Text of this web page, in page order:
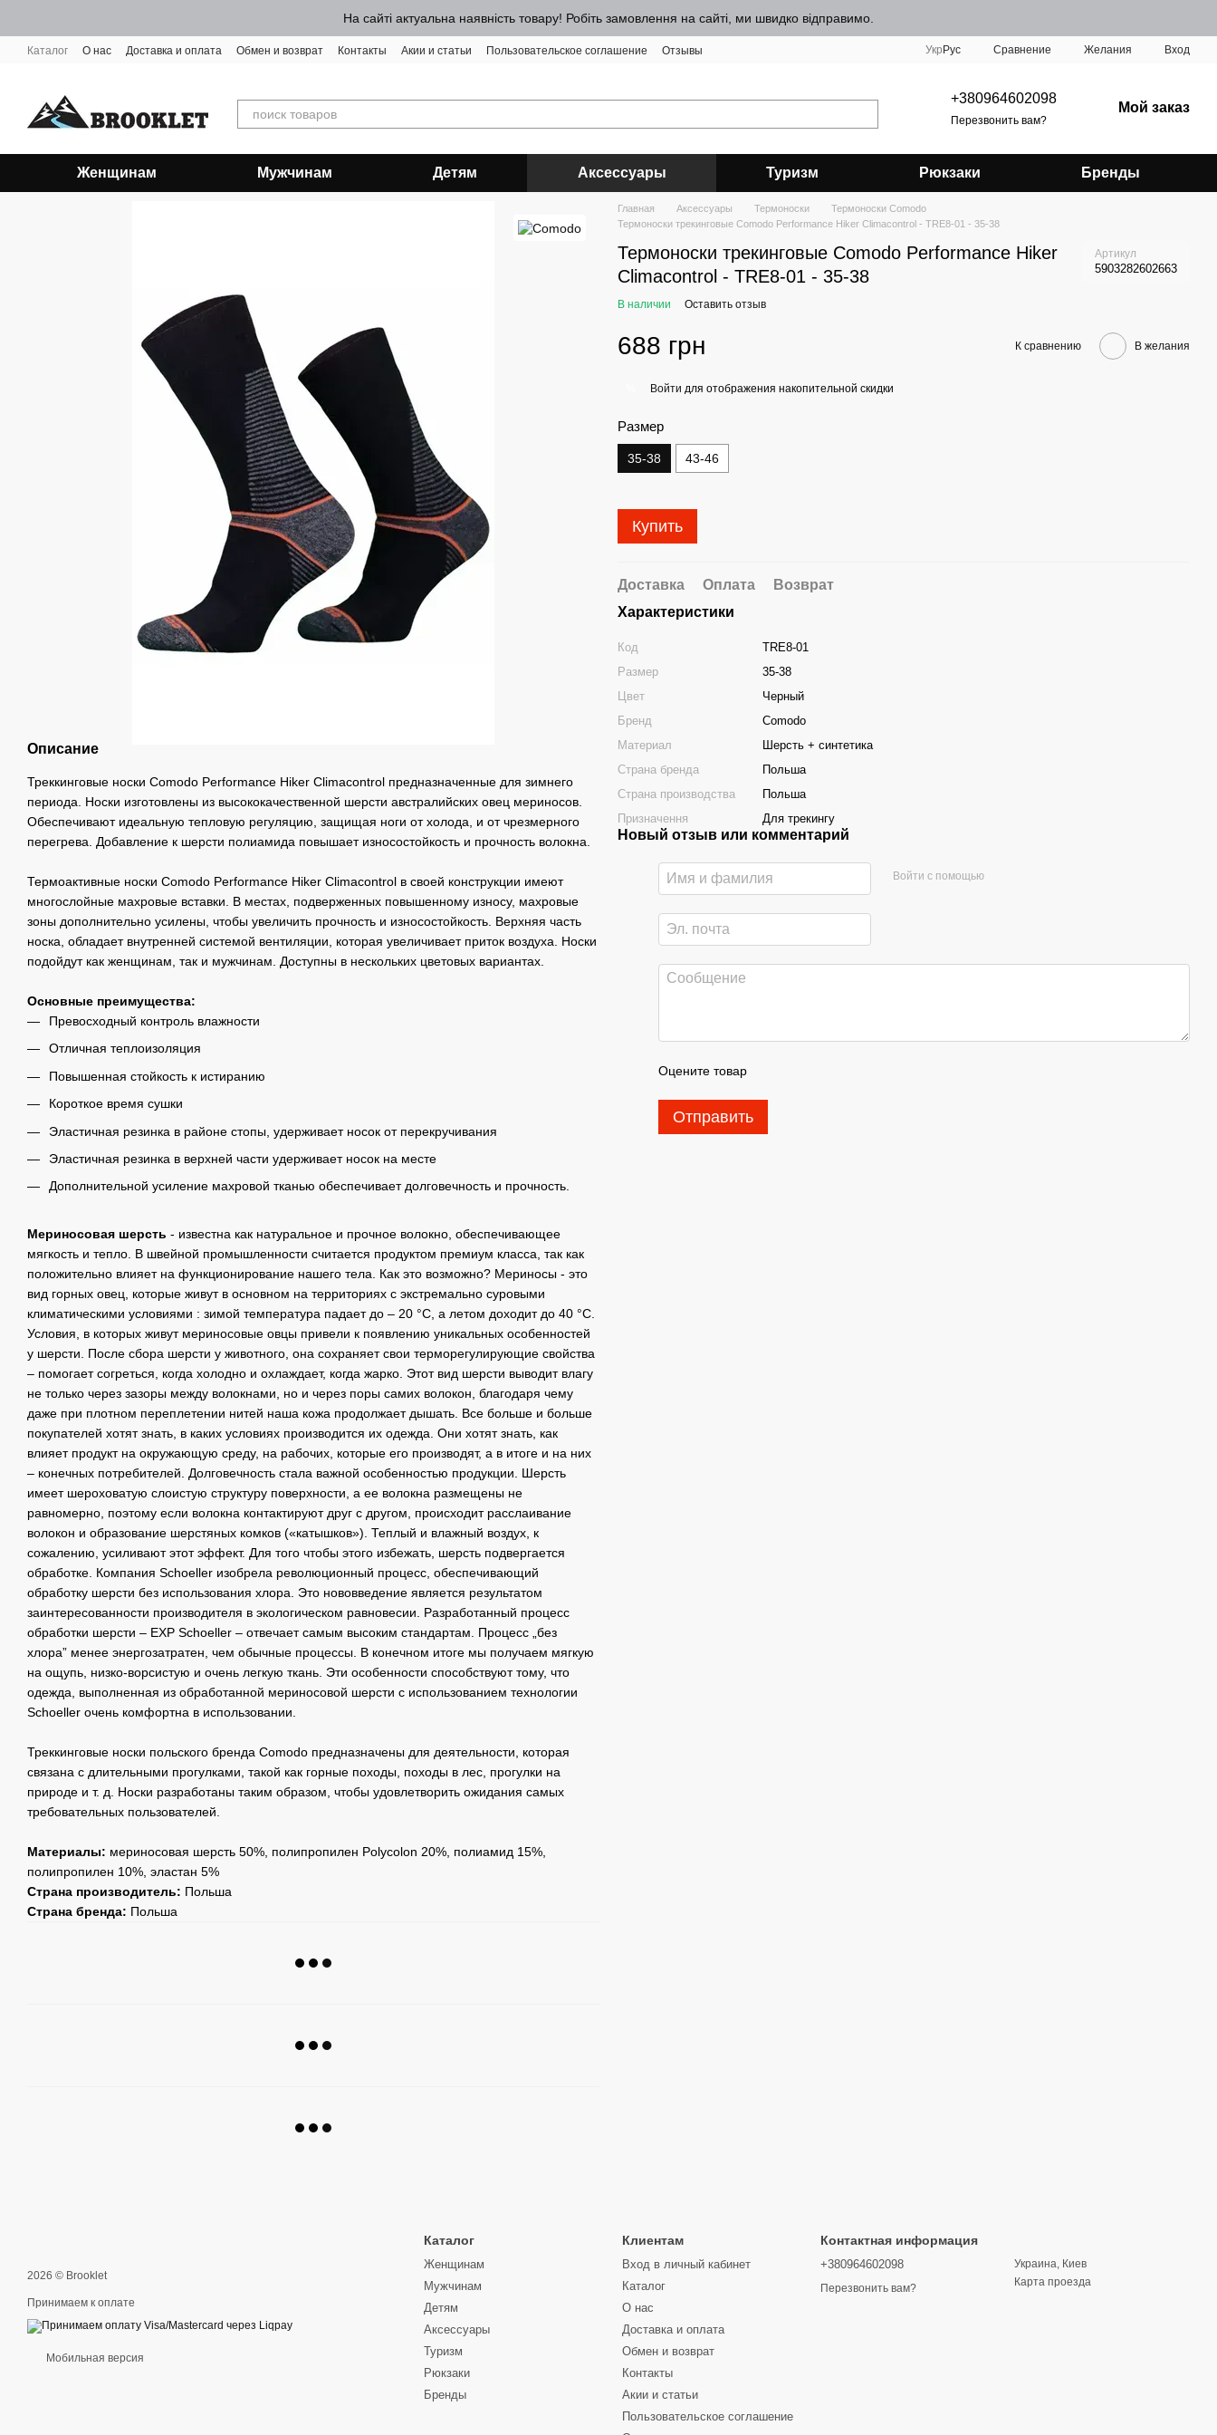
На сайті актуальна наявність товару! Робіть замовлення на сайті, ми швидко відправимо.
Каталог О нас Доставка и оплата Обмен и возврат Контакты Акии и статьи Пользовательское соглашение Отзывы Укр Рус Сравнение Желания Вход
+380964602098
Перезвонить вам?
Мой заказ
Женщинам Мужчинам Детям Аксессуары Туризм Рюкзаки Бренды
Описание
Треккинговые носки Comodo Performance Hiker Climacontrol предназначенные для зимнего
периода. Носки изготовлены из высококачественной шерсти австралийских овец мериносов.
Обеспечивают идеальную тепловую регуляцию, защищая ноги от холода, и от чрезмерного
перегрева. Добавление к шерсти полиамида повышает износостойкость и прочность волокна.
Термоактивные носки Comodo Performance Hiker Climacontrol в своей конструкции имеют
многослойные махровые вставки. В местах, подверженных повышенному износу, махровые
зоны дополнительно усилены, чтобы увеличить прочность и износостойкость. Верхняя часть
носка, обладает внутренней системой вентиляции, которая увеличивает приток воздуха. Носки
подойдут как женщинам, так и мужчинам. Доступны в нескольких цветовых вариантах.
Основные преимущества:
Превосходный контроль влажности
Отличная теплоизоляция
Повышенная стойкость к истиранию
Короткое время сушки
Эластичная резинка в районе стопы, удерживает носок от перекручивания
Эластичная резинка в верхней части удерживает носок на месте
Дополнительной усиление махровой тканью обеспечивает долговечность и прочность.
Мериносовая шерсть - известна как натуральное и прочное волокно, обеспечивающее
мягкость и тепло. В швейной промышленности считается продуктом премиум класса, так как
положительно влияет на функционирование нашего тела. Как это возможно? Мериносы - это
вид горных овец, которые живут в основном на территориях с экстремально суровыми
климатическими условиями : зимой температура падает до – 20 °C, а летом доходит до 40 °C.
Условия, в которых живут мериносовые овцы привели к появлению уникальных особенностей
у шерсти. После сбора шерсти у животного, она сохраняет свои терморегулирующие свойства
– помогает согреться, когда холодно и охлаждает, когда жарко. Этот вид шерсти выводит влагу
не только через зазоры между волокнами, но и через поры самих волокон, благодаря чему
даже при плотном переплетении нитей наша кожа продолжает дышать. Все больше и больше
покупателей хотят знать, в каких условиях производится их одежда. Они хотят знать, как
влияет продукт на окружающую среду, на рабочих, которые его производят, а в итоге и на них
– конечных потребителей. Долговечность стала важной особенностью продукции. Шерсть
имеет шероховатую слоистую структуру поверхности, а ее волокна размещены не
равномерно, поэтому если волокна контактируют друг с другом, происходит расслаивание
волокон и образование шерстяных комков («катышков»). Теплый и влажный воздух, к
сожалению, усиливают этот эффект. Для того чтобы этого избежать, шерсть подвергается
обработке. Компания Schoeller изобрела революционный процесс, обеспечивающий
обработку шерсти без использования хлора. Это нововведение является результатом
заинтересованности производителя в экологическом равновесии. Разработанный процесс
обработки шерсти – EXP Schoeller – отвечает самым высоким стандартам. Процесс „без
хлора” менее энергозатратен, чем обычные процессы. В конечном итоге мы получаем мягкую
на ощупь, низко-ворсистую и очень легкую ткань. Эти особенности способствуют тому, что
одежда, выполненная из обработанной мериносовой шерсти с использованием технологии
Schoeller очень комфортна в использовании.
Треккинговые носки польского бренда Comodo предназначены для деятельности, которая
связана с длительными прогулками, такой как горные походы, походы в лес, прогулки на
природе и т. д. Носки разработаны таким образом, чтобы удовлетворить ожидания самых
требовательных пользователей.
Материалы: мериносовая шерсть 50%, полипропилен Polycolon 20%, полиамид 15%,
полипропилен 10%, эластан 5%
Страна производитель: Польша
Страна бренда: Польша
Главная Аксессуары Термоноски
Термоноски Comodo
Термоноски трекинговые Comodo Performance Hiker Climacontrol - TRE8-01 - 35-38
Термоноски трекинговые Comodo Performance Hiker
Climacontrol - TRE8-01 - 35-38
Артикул
5903282602663
В наличии Оставить отзыв
688 грн К сравнению В желания
Войти для отображения накопительной скидки
Размер
35-38 43-46
Купить
Доставка Оплата
Возврат
Характеристики
Код
TRE8-01
Размер
35-38
Цвет
Черный
Бренд
Comodo
Материал
Шерсть + синтетика
Страна бренда
Польша
Страна производства
Польша
Призначення
Для трекингу
Новый отзыв или комментарий
Войти с помощью
Оцените товар
Отправить
2026 © Brooklet
Принимаем к оплате
Мобильная версия
Каталог
Женщинам
Мужчинам
Детям
Аксессуары
Туризм
Рюкзаки
Бренды
Клиентам
Вход в личный кабинет
Каталог
О нас
Доставка и оплата
Обмен и возврат
Контакты
Акии и статьи
Пользовательское соглашение
Контактная информация
+380964602098
Перезвонить вам?
Украина, Киев
Карта проезда